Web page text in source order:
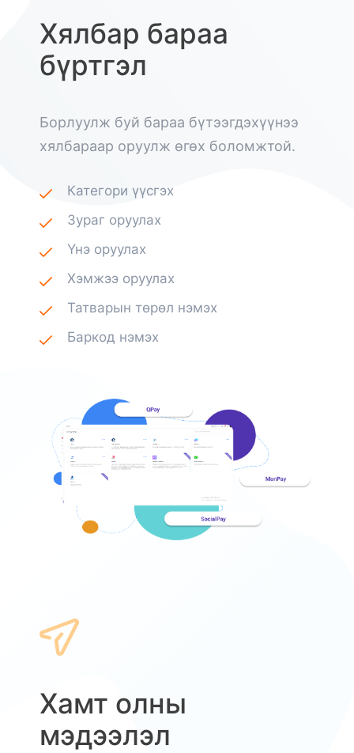
Хялбар бараа
бүртгэл
Борлуулж буй бараа бүтээгдэхүүнээ
хялбараар оруулж өгөх боломжтой.
Категори үүсгэх
Зураг оруулах
Үнэ оруулах
Хэмжээ оруулах
Татварын төрөл нэмэх
Баркод нэмэх
Хамт олны
мэдээлэл